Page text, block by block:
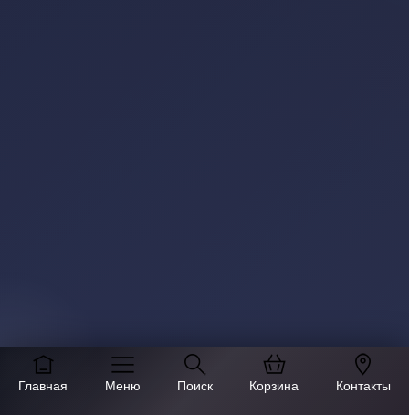
Главная Меню Поиск Корзина Контакты